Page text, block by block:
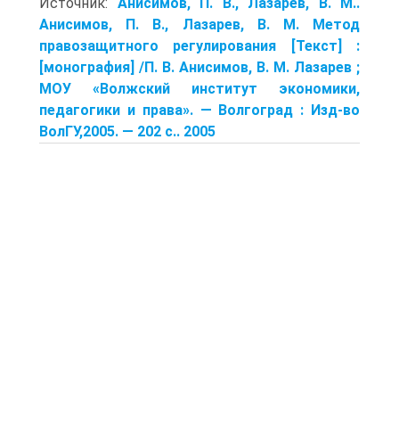
Анисимов, П. В., Лазарев, В. М. Метод
правозащитного регулирования [Текст] :
[монография] /П. В. Анисимов, В. М. Лазарев ;
МОУ «Волжский институт экономики,
педагогики и права». — Волгоград : Изд-во
ВолГУ,2005. — 202 с.. 2005